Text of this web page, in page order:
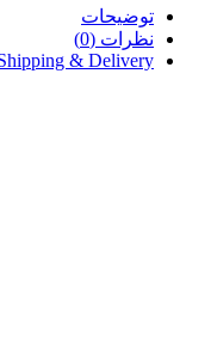
توضیحات
نظرات (0)
& Delivery